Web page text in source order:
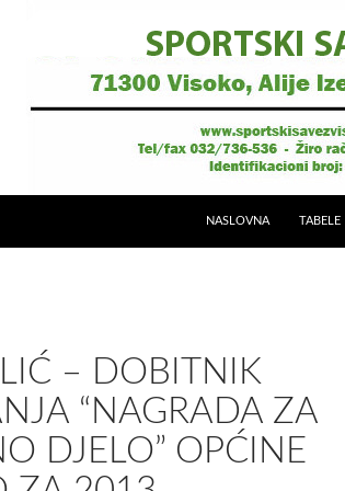
NASLOVNA TABELE
– DOBITNIK
“NAGRADA ZA
DJELO” OPĆINE